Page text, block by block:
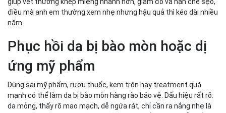
điều mà anh em thường xem nhẹ nhưng hậu quả thì kéo dài nhiều
năm.
Phục hồi da bị bào mòn hoặc dị
ứng mỹ phẩm
Dùng sai mỹ phẩm, rượu thuốc, kem trộn hay treatment quá
mạnh có thể làm da bị bào mòn hàng rào bảo vệ. Dấu hiệu rất rõ:
da mỏng, thấy rõ mao mạch, dễ ngứa rát, chỉ cần ra nắng nhẹ là